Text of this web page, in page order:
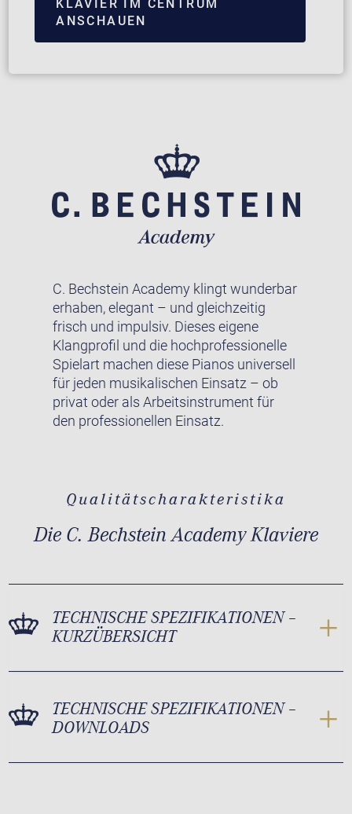
KLAVIER IM CENTRUM
ANSCHAUEN
C. Bechstein Academy klingt wunderbar
erhaben, elegant – und gleichzeitig
frisch und impulsiv. Dieses eigene
Klangprofil und die hochprofessionelle
Spielart machen diese Pianos universell
für jeden musikalischen Einsatz – ob
privat oder als Arbeitsinstrument für
den professionellen Einsatz.
Qualitätscharakteristika
Die C. Bechstein Academy Klaviere
TECHNISCHE SPEZIFIKATIONEN –
KURZÜBERSICHT
TECHNISCHE SPEZIFIKATIONEN –
DOWNLOADS